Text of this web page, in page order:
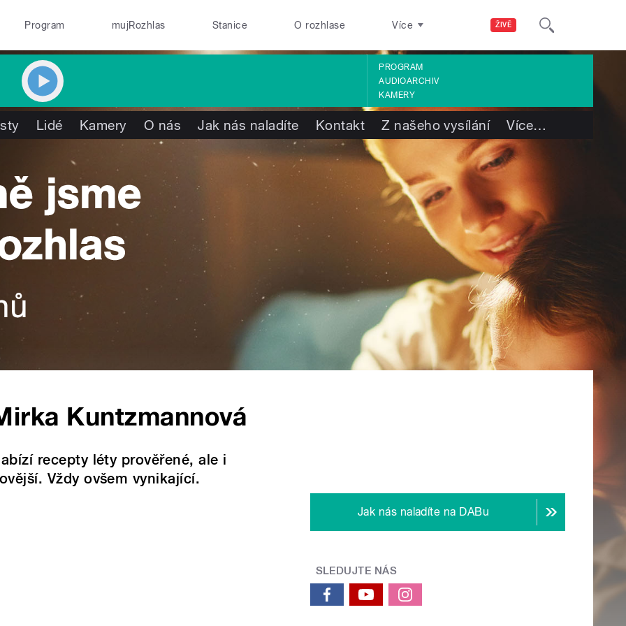
ŽIVĚ
Program mujRozhlas Stanice O rozhlase Více
PROGRAM
AUDIOARCHIV
KAMERY
Lidé Kamery O nás Jak nás naladíte Kontakt Z našeho vysílání Více…
Kuntzmannová
recepty léty prověřené, ale i
Vždy ovšem vynikající.
Jak nás naladíte na DABu
SLEDUJTE NÁS